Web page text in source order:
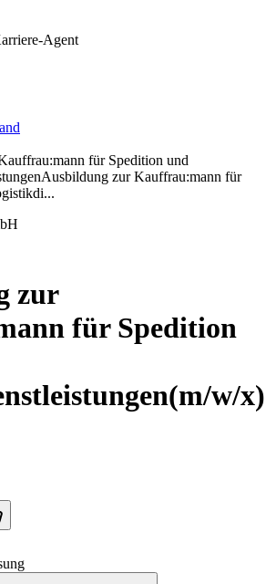
Agent
für Spedition und
Ausbildung zur Kauffrau:mann für
zur
für Spedition
(m/w/x)